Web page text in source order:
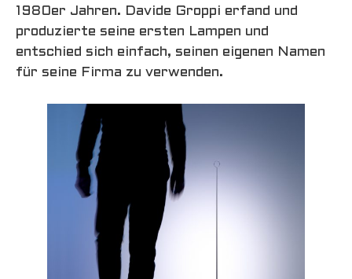
1980er Jahren. Davide Groppi erfand und
produzierte seine ersten Lampen und
entschied sich einfach, seinen eigenen Namen
für seine Firma zu verwenden.